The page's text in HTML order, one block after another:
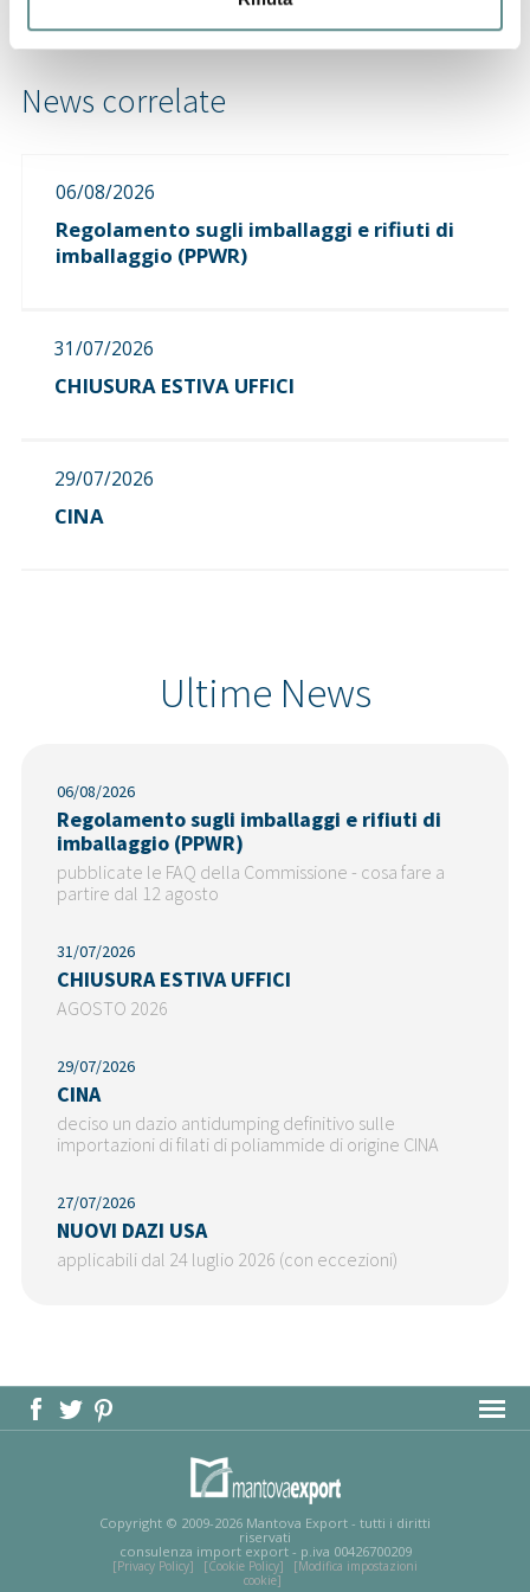
06/08/2026
Regolamento sugli imballaggi e rifiuti di
imballaggio (PPWR)
31/07/2026
CHIUSURA ESTIVA UFFICI
29/07/2026
CINA
Ultime News
06/08/2026
Regolamento sugli imballaggi e rifiuti di
imballaggio (PPWR)
pubblicate le FAQ della Commissione - cosa fare a
partire dal 12 agosto
31/07/2026
CHIUSURA ESTIVA UFFICI
AGOSTO 2026
29/07/2026
CINA
deciso un dazio antidumping definitivo sulle
importazioni di filati di poliammide di origine CINA
27/07/2026
NUOVI DAZI USA
applicabili dal 24 luglio 2026 (con eccezioni)
Copyright © 2009-2026 Mantova Export - tutti i diritti
riservati
consulenza import export - p.iva 00426700209
[Privacy Policy] [Cookie Policy]
[Modifica impostazioni
cookie]